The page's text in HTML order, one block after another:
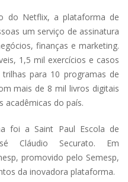
do Netflix, a plataforma de
um serviço de assinatura
finanças e marketing.
1,5 mil exercícios e casos
para 10 programas de
mais de 8 mil livros digitais
acadêmicas do país.
foi a Saint Paul Escola de
Cláudio Securato. Em
promovido pelo Semesp,
da inovadora plataforma.